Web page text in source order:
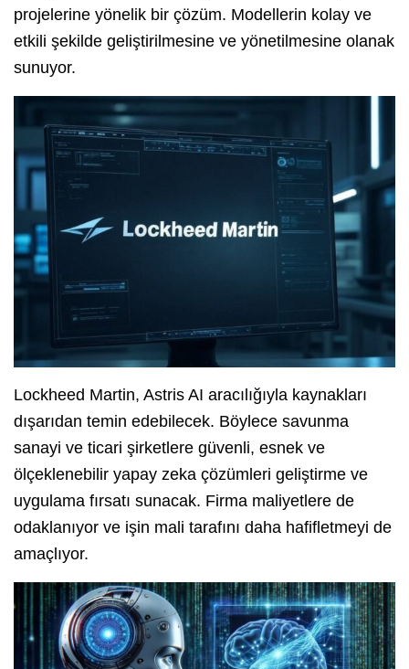
projelerine yönelik bir çözüm. Modellerin kolay ve
etkili şekilde geliştirilmesine ve yönetilmesine olanak
sunuyor.
Lockheed Martin, Astris AI aracılığıyla kaynakları
dışarıdan temin edebilecek. Böylece savunma
sanayi ve ticari şirketlere güvenli, esnek ve
ölçeklenebilir yapay zeka çözümleri geliştirme ve
uygulama fırsatı sunacak. Firma maliyetlere de
odaklanıyor ve işin mali tarafını daha hafifletmeyi de
amaçlıyor.